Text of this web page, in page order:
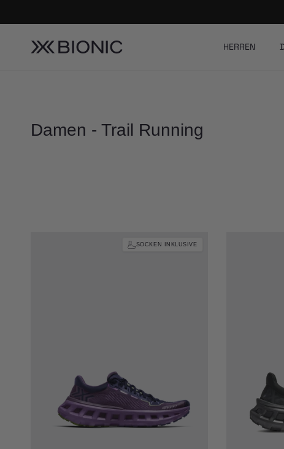
HERREN
Damen - Trail Running
SOCKEN INKLUSIVE